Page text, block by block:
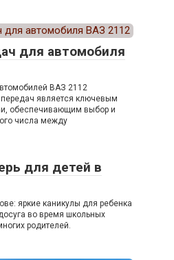
для автомобиля
ВАЗ 2112
является ключевым
обеспечивающим выбор и
числа между
для детей в
яркие каникулы для ребенка
во время школьных
родителей.